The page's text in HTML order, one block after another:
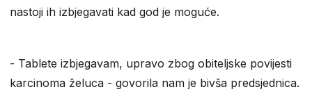
nastoji ih izbjegavati kad god je moguće.
- Tablete izbjegavam, upravo zbog obiteljske povijesti
karcinoma želuca - govorila nam je bivša predsjednica.